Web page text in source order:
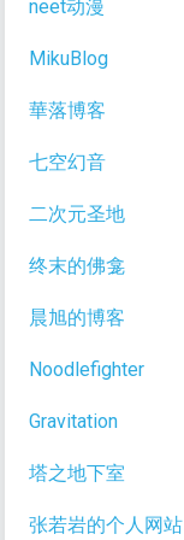
neet动漫
MikuBlog
華落博客
七空幻音
二次元圣地
终末的佛龛
晨旭的博客
Noodlefighter
Gravitation
塔之地下室
张若岩的个人网站